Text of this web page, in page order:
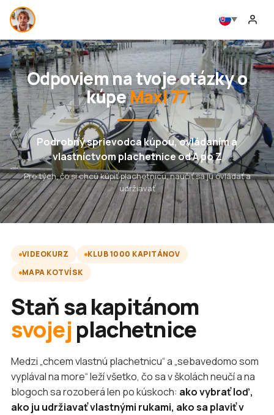
Odpoviem na tvoje otázky o
kúpeMaxi 77
Podrobný sprievodca kúpou, ovládaním a
vlastníctvom plachetnice od A po Z
Pre tých, čo si chcú kúpiť plachetnicu, naučiť sa ju ovládať a
udržiavať
VIDEOKURZ
KLUB 1000 KAPITÁNOV
MAPA KOTVÍSK
Staň sa kapitánom
svojejplachetnice
Medzi „chcem vlastnú plachetnicu“ a „sebavedomo som
vyplával na more“ leží všetko, čo sa v školách neučí a na
blogoch sa rozoberá len po kúskoch: ako vybrať loď,
ako ju udržiavať vlastnými rukami, ako sa plaviť v